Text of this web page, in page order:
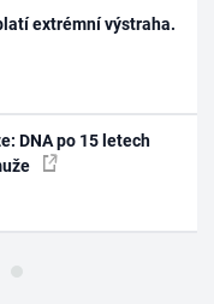
extrémní výstraha.
DNA po 15 letech